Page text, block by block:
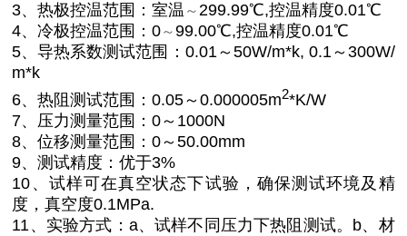
3、热极控温范围：室温 ～299.99℃,控温精度0.01℃
4、冷极控温范围：0～99.00℃,控温精度0.01℃
5、导热系数测试范围：0.01～50W/m*k, 0.1～300W/
m*k
6、热阻测试范围：0.05～0.000005m2*K/W
7、压力测量范围：0～1000N
8、位移测量范围：0～50.00mm
9、测试精度：优于3%
10、试样可在真空状态下试验，确保测试环境及精
度，真空度0.1MPa.
11、实验方式：a、试样不同压力下热阻测试。b、材